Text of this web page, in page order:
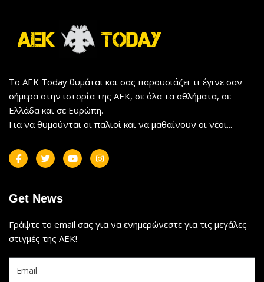
Το AEK Today θυμάται και σας παρουσιάζει τι έγινε σαν
σήμερα στην ιστορία της ΑΕΚ, σε όλα τα αθλήματα, σε
Ελλάδα και σε Ευρώπη.
Για να θυμούνται οι παλιοί και να μαθαίνουν οι νέοι...
Get News
Γράψτε το email σας για να ενημερώνεστε για τις μεγάλες
στιγμές της ΑΕΚ!